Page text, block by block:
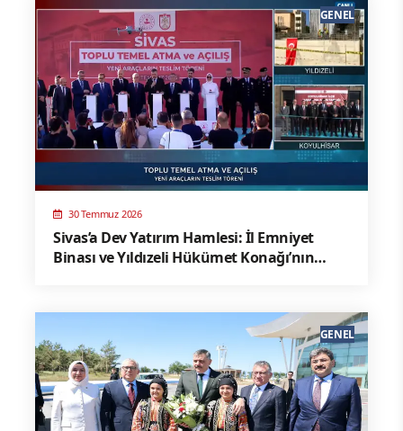
30 Temmuz 2026
Sivas’a Dev Yatırım Hamlesi: İl Emniyet
Binası ve Yıldızeli Hükümet Konağı’nın
GENEL
GENEL